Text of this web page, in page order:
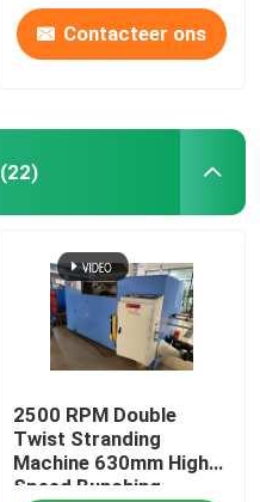
Contacteer ons
(22)
2500 RPM Double
Twist Stranding
Machine 630mm High
Speed Bunching